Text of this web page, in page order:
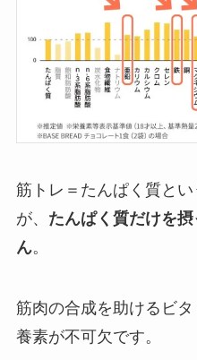
筋トレ＝たんぱく質と
が、 たんぱく質だけを
ん。
筋肉の合成を助けるビ
養素が不可欠です。